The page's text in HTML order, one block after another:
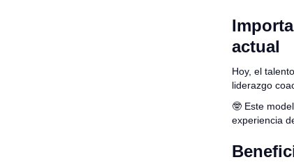
actual
Hoy, el
liderazgo
🤓 Este
experiencia